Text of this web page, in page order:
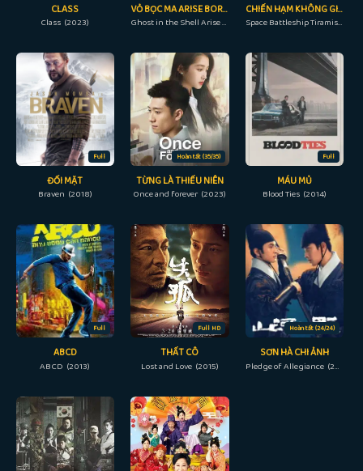
CLASS
Class (2023)
VỎ BỌC MA ARISE BORDER: 4 MA ĐƠN ĐỘC
Ghost in the Shell Arise - Border 4: Ghost Stands Alone (2014)
CHIẾN HẠM KHÔNG GIAN TIRAMISU
Space Battleship Tiramisu (2017)
Full
ĐỐI MẶT
Braven (2018)
Hoàn tất (35/35)
TỪNG LÀ THIẾU NIÊN
Once and forever (2023)
Full
MÁU MỦ
Blood Ties (2014)
Full
ABCD
ABCD (2013)
Full HD
THẤT CÔ
Lost and Love (2015)
Hoàn tất (24/24)
SƠN HÀ CHI ẢNH
Pledge of Allegiance (2023)